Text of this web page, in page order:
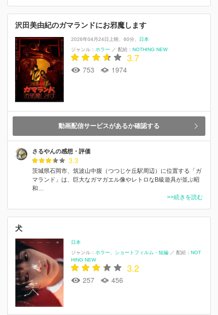
沢田美由紀のガマランドにお邪魔します
2026年04月24日上映 60分
日本
ジャンル： ホラー ／ 配給： NOTHING NEW
3.7
753 1974
動画配信サービスがあるか確認する
さるやんの感想・評価
3.3
茨城県石岡市、筑波山中腹（つつじケ丘駅周辺）に位置する「ガ
マランド」は、巨大なガマガエル像やレトロなB級遊具が並ぶ昭
和…
>>続きを読む
犬
日本
ジャンル： ホラー ショートフィルム・短編 ／ 配給： NOT
HING NEW
3.2
257 456